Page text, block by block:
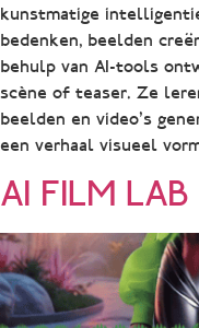
kunstmatige
bedenken, beelden
behulp van AI-tools
scène of teaser. Ze
beelden en video’s
een verhaal visueel
AI FILM LAB